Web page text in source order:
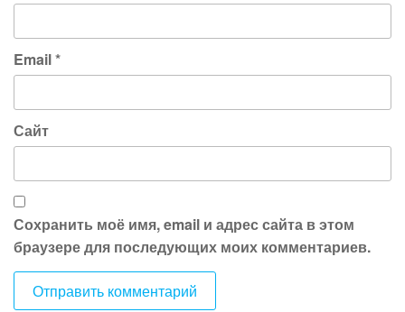
Email*
Сайт
Сохранить моё имя, email и адрес сайта в этом
браузере для последующих моих комментариев.